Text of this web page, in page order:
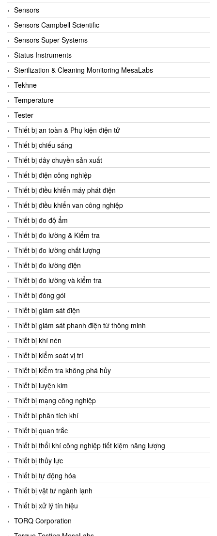
BUSCHJOST
Calectro
Campbell Scientific
Canneed Vietnam
Cantoni
CAPS
CAREL Parts
CCS
CD Automation
CEAG Sicherheitst
CEIA Vietnam
Celduc Vietnam
Cemb
Centec GmbH
CEQUBE
CHAUVIN ARNOUX
Checkline
Chino
Chiyoda Seiki
Chiyoda-Tsusho
Chongqing Huaneng
Chromalox
ChuanYi
CIC
Clage
Clake Fololo
Clark Cooper
CMC Ventilazione
Coax Valves Inc
Codel
Cofimco
Coltraco
Comat Releco
Comax
COMETECH VietNam
Sensors
Sensors Campbell Scientific
Sensors Super Systems
Status Instruments
Sterilization & Cleaning Monitoring MesaLabs
Tekhne
Temperature
Tester
Thiết bị an toàn & Phụ kiện điện tử
Thiết bị chiếu sáng
Thiết bị dây chuyền sản xuất
Thiết bị điện công nghiệp
Thiết bị điều khiển máy phát điện
Thiết bị điều khiển van công nghiệp
Thiết bị đo độ ẩm
Thiết bị đo lường & Kiểm tra
Thiết bị đo lường chất lượng
Thiết bị đo lường điện
Thiết bị đo lường và kiểm tra
Thiết bị đóng gói
Thiết bị giám sát điện
Thiết bị giám sát phanh điện từ thông minh
Thiết bị khí nén
Thiết bị kiểm soát vị trí
Thiết bị kiểm tra không phá hủy
Thiết bị luyện kim
Thiết bị mạng công nghiệp
Thiết bị phân tích khí
Thiết bị quan trắc
Thiết bị thổi khí công nghiệp tiết kiệm năng lượng
Thiết bị thủy lực
Thiết bị tự động hóa
Thiết bị vật tư ngành lạnh
Thiết bị xử lý tín hiệu
TORQ Corporation